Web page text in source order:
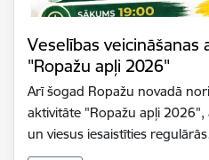
Veselības veicināšanas
"Ropažu apļi 2026"
Arī šogad Ropažu novadā
aktivitāte "Ropažu apļi 2026",
un viesus iesaistīties